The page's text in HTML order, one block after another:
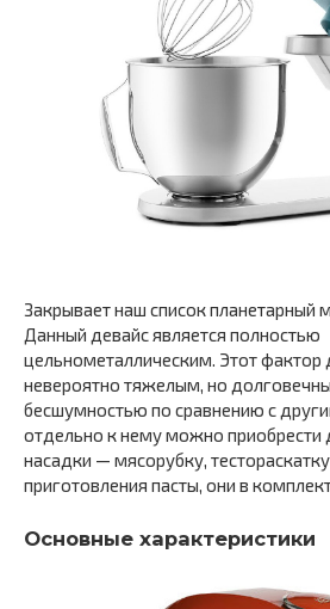
Закрывает наш список планетарный
Данный девайс является полностью
цельнометаллическим. Этот фактор
невероятно тяжелым, но
бесшумностью по сравнению с
отдельно к нему можно приобрести
насадки — мясорубку,
приготовления пасты, они в
Основные характеристики